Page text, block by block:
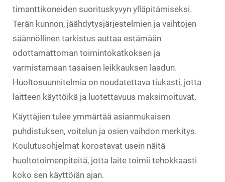
timanttikoneiden suorituskyvyn ylläpitämiseksi.
Terän kunnon, jäähdytysjärjestelmien ja vaihtojen
säännöllinen tarkistus auttaa estämään
odottamattoman toimintokatkoksen ja
varmistamaan tasaisen leikkauksen laadun.
Huoltosuunnitelmia on noudatettava tiukasti, jotta
laitteen käyttöikä ja luotettavuus maksimoituvat.
Käyttäjien tulee ymmärtää asianmukaisen
puhdistuksen, voitelun ja osien vaihdon merkitys.
Koulutusohjelmat korostavat usein näitä
huoltotoimenpiteitä, jotta laite toimii tehokkaasti
koko sen käyttöiän ajan.